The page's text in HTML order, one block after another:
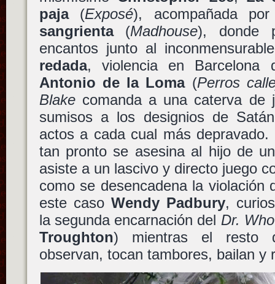
paja(Exposé), acompañada
sangrienta(Madhouse), donde
encantos junto al
redada, violencia en
Antonio de la Loma(Perros
Blakecomanda a una caterva de
sumisos a los designios de
actos a cada cual más
tan pronto se asesina al hijo de
asiste a un lascivo y directo juego
como se desencadena la violación
este caso Wendy Padbury,
la segunda encarnación del Dr. Who
Troughton) mientras el resto
observan, tocan tambores, bailan y